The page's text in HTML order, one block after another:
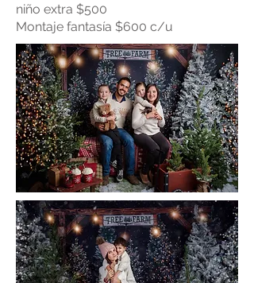
niño extra $500
Montaje fantasía $600 c/u